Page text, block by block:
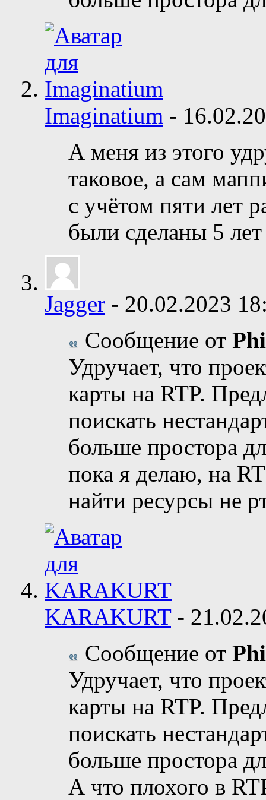
Imaginatium -
А меня из этого
таковое, а сам
с учётом пяти лет
были сделаны 5 лет
Jagger - 20.02.2023
Сообщение от
Удручает, что
карты на RTP.
поискать
больше простора
пока я делаю, на
найти ресурсы не
KARAKURT-
Сообщение от
Удручает, что
карты на RTP.
поискать
больше простора
А что плохого в